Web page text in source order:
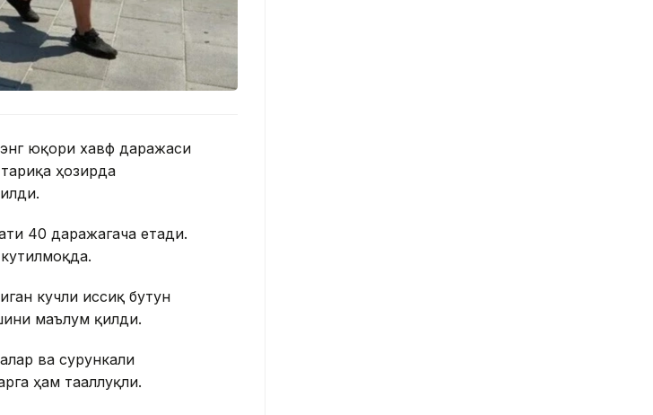
юқори хавф даражаси
ҳозирда
40 даражагача етади.
кучли иссиқ бутун
маълум қилди.
ва сурункали
ҳам тааллуқли.